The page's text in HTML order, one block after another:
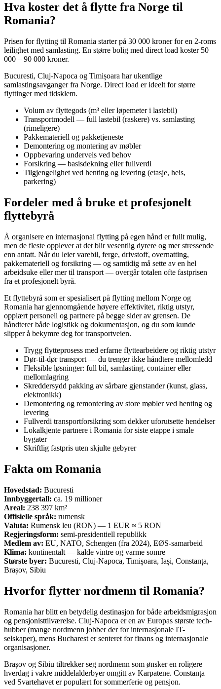
Hva koster det å flytte fra Norge til
Romania?
Prisen for flytting til Romania starter på 30 000 kroner for en 2-roms
leilighet med samlasting. En større bolig med direct load koster 50
000 – 90 000 kroner.
Bucuresti, Cluj-Napoca og Timișoara har ukentlige
samlastingsavganger fra Norge. Direct load er ideelt for større
flyttinger med tidsklem.
Volum av flyttegods (m³ eller løpemeter i lastebil)
Transportmodell — full lastebil (raskere) vs. samlasting
(rimeligere)
Pakkemateriell og pakketjeneste
Demontering og montering av møbler
Oppbevaring underveis ved behov
Forsikring — basisdekning eller fullverdi
Tilgjengelighet ved henting og levering (etasje, heis,
parkering)
Fordeler med å bruke et profesjonelt
flyttebyrå
Å organisere en internasjonal flytting på egen hånd er fullt mulig,
men de fleste opplever at det blir vesentlig dyrere og mer stressende
enn antatt. Når du leier varebil, ferge, drivstoff, overnatting,
pakkemateriell og forsikring — og samtidig må sette av en hel
arbeidsuke eller mer til transport — overgår totalen ofte fastprisen
fra et profesjonelt byrå.
Et flyttebyrå som er spesialisert på flytting mellom Norge og
Romania har gjennomgående høyere effektivitet, riktig utstyr,
opplært personell og partnere på begge sider av grensen. De
håndterer både logistikk og dokumentasjon, og du som kunde
slipper å bekymre deg for transportveien.
Trygg flytteprosess med erfarne flyttearbeidere og riktig utstyr
Dør-til-dør transport — du trenger ikke håndtere mellomledd
Fleksible løsninger: full bil, samlasting, container eller
mellomlagring
Skreddersydd pakking av sårbare gjenstander (kunst, glass,
elektronikk)
Demontering og remontering av store møbler ved henting og
levering
Fullverdi transportforsikring som dekker uforutsette hendelser
Lokalkjente partnere i Romania for siste etappe i smale
bygater
Skriftlig fastpris uten skjulte gebyrer
Fakta om Romania
Hovedstad: Bucuresti
Innbyggertall: ca. 19 millioner
Areal: 238 397 km²
Offisielle språk: rumensk
Valuta: Rumensk leu (RON) — 1 EUR ≈ 5 RON
Regjeringsform: semi-presidentiell republikk
Medlem av: EU, NATO, Schengen (fra 2024), EØS-samarbeid
Klima: kontinentalt — kalde vintre og varme somre
Største byer: Bucuresti, Cluj-Napoca, Timișoara, Iași, Constanța,
Brașov, Sibiu
Hvorfor flytter nordmenn til Romania?
Romania har blitt en betydelig destinasjon for både arbeidsmigrasjon
og pensjonisttilværelse. Cluj-Napoca er en av Europas største tech-
hubber (mange nordmenn jobber der for internasjonale IT-
selskaper), mens Bucharest er senteret for finans og internasjonale
organisasjoner.
Brașov og Sibiu tiltrekker seg nordmenn som ønsker en roligere
hverdag i vakre middelalderbyer omgitt av Karpatene. Constanța
ved Svartehavet er populært for sommerferie og pensjon.